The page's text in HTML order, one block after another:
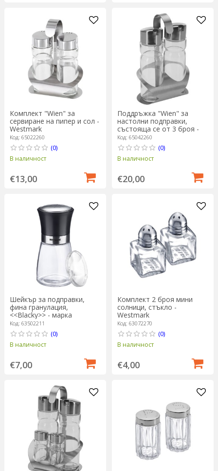
Комплект "Wien" за
сервиране на пипер и сол -
Westmark
Код: 65022260
(0)
В наличност
€13,00
Поддръжка "Wien" за
настолни подправки,
състояща се от 3 броя -
Westmark
Код: 65042260
(0)
В наличност
€20,00
Шейкър за подправки,
фина гранулация,
<<Blacky>> - марка
Westmark
Код: 63502211
(0)
В наличност
€7,00
Комплект 2 броя мини
солници, стъкло -
Westmark
Код: 63072270
(0)
В наличност
€4,00